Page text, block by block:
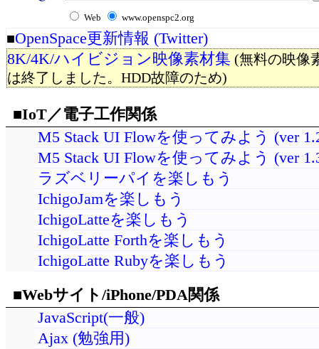
Web www.openspc2.org
■OpenSpace更新情報 (Twitter)
8K/4K/ハイビジョン映像素材集 (無料の映像
は終了しました。HDD故障のため)
■IoT／電子工作関係
M5 Stack UI Flowを使ってみよう (ver
M5 Stack UI Flowを使ってみよう (ver
ラズベリーパイを楽しもう
IchigoJamを楽しもう
IchigoLatteを楽しもう
IchigoLatte Forthを楽しもう
IchigoLatte Rubyを楽しもう
■Webサイト/iPhone/PDA関係
JavaScript(一般)
Ajax (勉強用)